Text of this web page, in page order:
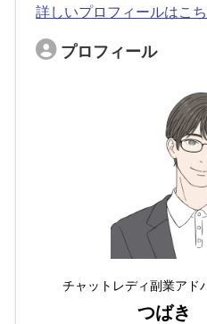
詳しいプロフィールはこ
プロフィール
チャットレディ副業アド
つばき